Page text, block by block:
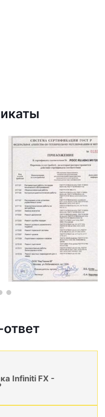
Infiniti FX -